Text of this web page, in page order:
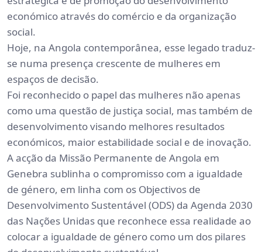
económico através do comércio e da organização
social.
Hoje, na Angola contemporânea, esse legado traduz-
se numa presença crescente de mulheres em
espaços de decisão.
Foi reconhecido o papel das mulheres não apenas
como uma questão de justiça social, mas também de
desenvolvimento visando melhores resultados
económicos, maior estabilidade social e de inovação.
A acção da Missão Permanente de Angola em
Genebra sublinha o compromisso com a igualdade
de género, em linha com os Objectivos de
Desenvolvimento Sustentável (ODS) da Agenda 2030
das Nações Unidas que reconhece essa realidade ao
colocar a igualdade de género como um dos pilares